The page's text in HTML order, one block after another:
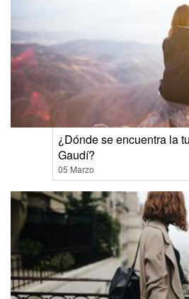
¿Dónde se encuentra la
Gaudí?
05 Marzo